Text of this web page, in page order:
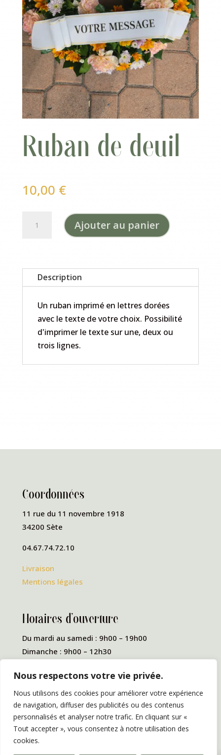
Nous respectons votre vie privée.
Nous utilisons des cookies pour améliorer votre expérience
de navigation, diffuser des publicités ou des contenus
personnalisés et analyser notre trafic. En cliquant sur «
Tout accepter », vous consentez à notre utilisation des
cookies.
Ruban de deuil
10,00 €
deuil
Ajouter au panier
Description
Un ruban imprimé en lettres dorées
avec le texte de votre choix. Possibilité
d'imprimer le texte sur une, deux ou
trois lignes.
Coordonnées
11 rue du 11 novembre 1918
34200 Sète
04.67.74.72.10
Livraison
Mentions légales
Horaires d’ouverture
Du mardi au samedi : 9h00 – 19h00
Dimanche : 9h00 – 12h30
Rejoignez-nous sur nos
réseaux sociaux